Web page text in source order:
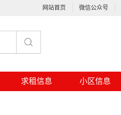
网站首页 微信公众号
求租信息 小区信息